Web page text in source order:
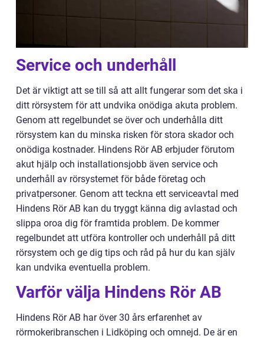
Service och underhåll
Det är viktigt att se till så att allt fungerar som det ska i
ditt rörsystem för att undvika onödiga akuta problem.
Genom att regelbundet se över och underhålla ditt
rörsystem kan du minska risken för stora skador och
onödiga kostnader. Hindens Rör AB erbjuder förutom
akut hjälp och installationsjobb även service och
underhåll av rörsystemet för både företag och
privatpersoner. Genom att teckna ett serviceavtal med
Hindens Rör AB kan du tryggt känna dig avlastad och
slippa oroa dig för framtida problem. De kommer
regelbundet att utföra kontroller och underhåll på ditt
rörsystem och ge dig tips och råd på hur du kan själv
kan undvika eventuella problem.
Varför välja Hindens Rör AB
Hindens Rör AB har över 30 års erfarenhet av
rörmokeribranschen i Lidköping och omnejd. De är en